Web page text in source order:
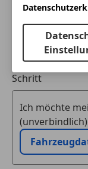
Schritt
Ich möchte